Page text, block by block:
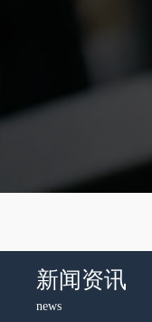
新闻资讯
news